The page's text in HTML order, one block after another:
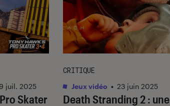
Skater
juil. 2025
Death Stranding 2: une
CRITIQUE
Jeux vidéo • 23 juin 2025